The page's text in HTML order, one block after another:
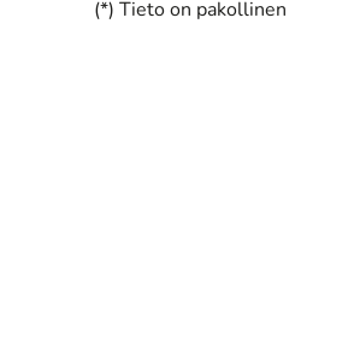
(*) Tieto on pakollinen